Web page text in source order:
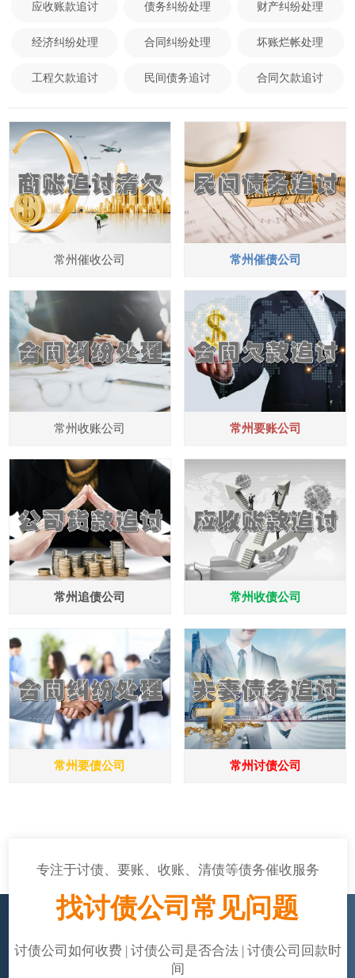
应收账款追讨 债务纠纷处理 财产纠纷处理
经济纠纷处理 合同纠纷处理 坏账烂帐处理
工程欠款追讨 民间债务追讨 合同欠款追讨
常州催收公司 常州催债公司
常州收账公司 常州要账公司
常州追债公司 常州收债公司
常州要债公司 常州讨债公司
专注于讨债、要账、收账、清债等债务催收服务
找讨债公司常见问题
讨债公司如何收费 | 讨债公司是否合法 | 讨债公司回款时
间